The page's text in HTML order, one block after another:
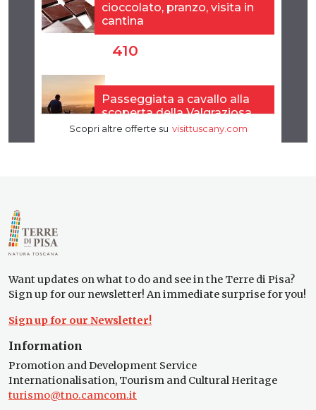
Want updates on what to do and see in the Terre di Pisa?
Sign up for our newsletter! An immediate surprise for you!
Sign up for our Newsletter!
Information
Promotion and Development Service
Internationalisation, Tourism and Cultural Heritage
turismo@tno.camcom.it